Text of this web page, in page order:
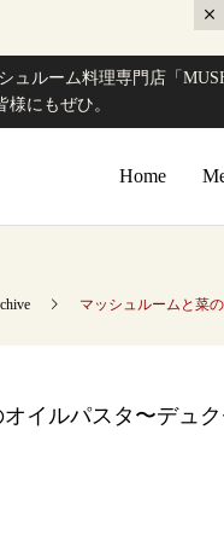
ュルーム料理専門店「
にもぜひ。
Home
マッシュルームと菜
イルパスタ〜デュ